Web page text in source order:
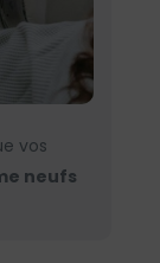
vos
neufs